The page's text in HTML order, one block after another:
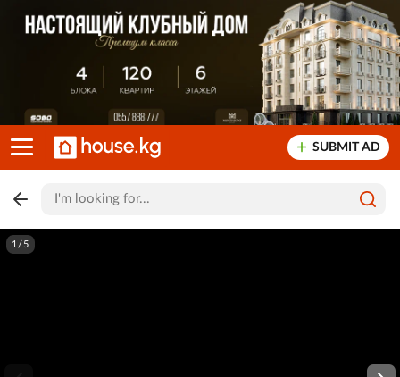
SUBMIT AD
1/5